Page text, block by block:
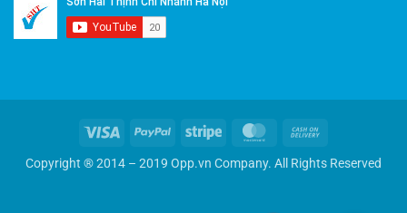
Visa PayPal Stripe MasterCard
Delivery
Copyright ® 2014 – 2019 Opp.vn Company. All Rights Reserved